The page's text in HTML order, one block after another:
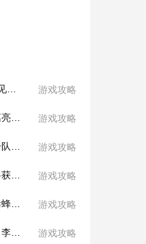
游戏攻略
游戏攻略
游戏攻略
游戏攻略
游戏攻略
游戏攻略